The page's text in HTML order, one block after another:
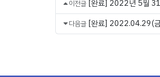
이전글 [완료] 2022년 5월 31
다음글 [완료] 2022.04.29(